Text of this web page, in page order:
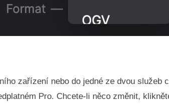
zařízení nebo do jedné ze dvou služeb
Pro. Chcete-li něco změnit,